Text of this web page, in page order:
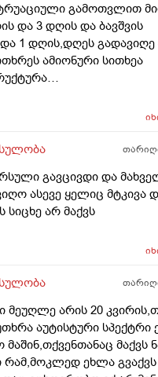
გამოთვლით
და 3 დღის და ბავშვის
1 დღის,დღეს გადავიღე
ამიონური სითხეა
ამ ბოლოს
გავცივდი და
ასევე ყელიც მტკივა
სიცხე არ მაქვს
მეუღლე არის 20
აუტისტური სპექტრი
მაქვს
რამ,მოკლედ ეხლა გვაქვს